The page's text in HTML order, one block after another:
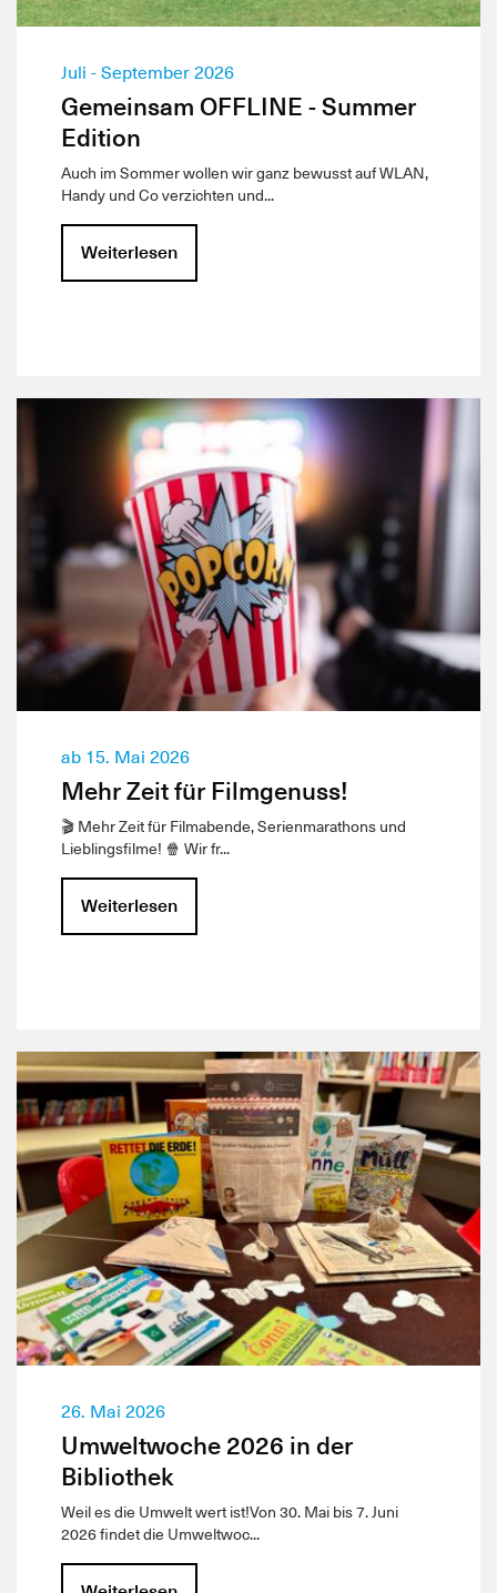
Juli - September 2026
Gemeinsam OFFLINE - Summer
Edition
Auch im Sommer wollen wir ganz bewusst auf WLAN,
Handy und Co verzichten und...
Weiterlesen
ab 15. Mai 2026
Mehr Zeit für Filmgenuss!
🎬 Mehr Zeit für Filmabende, Serienmarathons und
Lieblingsfilme! 🍿 Wir fr...
Weiterlesen
26. Mai 2026
Umweltwoche 2026 in der
Bibliothek
Weil es die Umwelt wert ist!Von 30. Mai bis 7. Juni
2026 findet die Umweltwoc...